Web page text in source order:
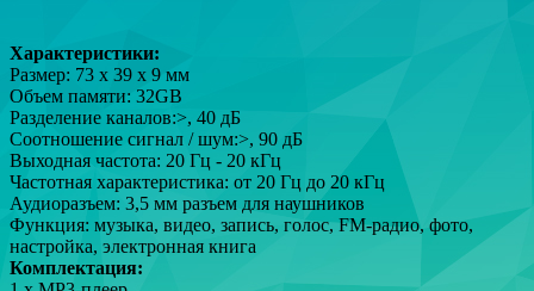
Характеристики:
Размер: 73 x 39 x 9 мм
Объем памяти: 32GB
Разделение каналов:>, 40 дБ
Соотношение сигнал / шум:>, 90 дБ
Выходная частота: 20 Гц - 20 кГц
Частотная характеристика: от 20 Гц до 20 кГц
Аудиоразъем: 3,5 мм разъем для наушников
Функция: музыка, видео, запись, голос, FM-радио, фото,
настройка, электронная книга
Комплектация: